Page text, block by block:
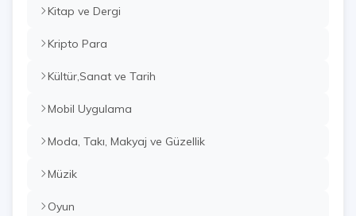
Kitap ve Dergi
Kripto Para
Kültür,Sanat ve Tarih
Mobil Uygulama
Moda, Takı, Makyaj ve Güzellik
Müzik
Oyun